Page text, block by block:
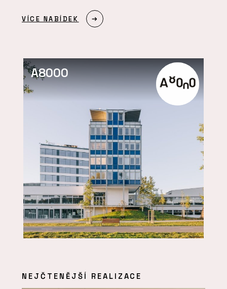
VÍCE NABÍDEK
A8000
NEJČTENĚJŠÍ REALIZACE